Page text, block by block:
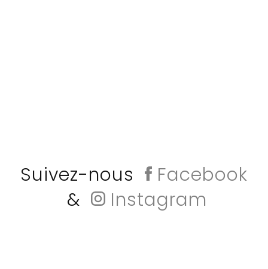
Suivez-nous
Facebook
&
Instagram